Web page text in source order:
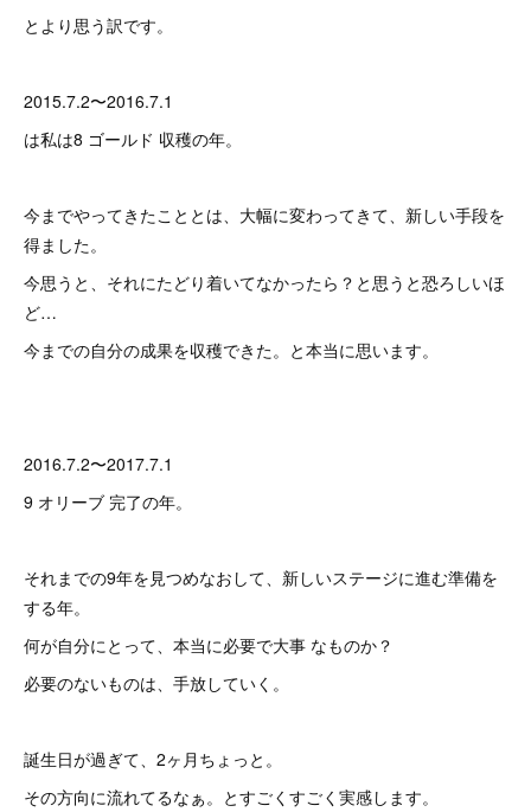
とより思う訳です。
2015.7.2〜2016.7.1
は私は8 ゴールド 収穫の年。
今までやってきたこととは、大幅に変わってきて、新しい手段を
得ました。
今思うと、それにたどり着いてなかったら？と思うと恐ろしいほ
ど…
今までの自分の成果を収穫できた。と本当に思います。
2016.7.2〜2017.7.1
9 オリーブ 完了の年。
それまでの9年を見つめなおして、新しいステージに進む準備を
する年。
何が自分にとって、本当に必要で大事 なものか？
必要のないものは、手放していく。
誕生日が過ぎて、2ヶ月ちょっと。
その方向に流れてるなぁ。とすごくすごく実感します。